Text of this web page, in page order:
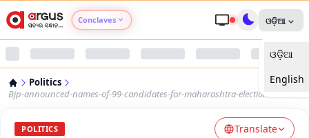
Conclaves
Argus Nari Shakti
ଓଡ଼ିଆ
ଓଡ଼ିଆ
English
Politics
Bjp-announced-names-of-99-candidates-for-maharashtra-elections
POLITICS Translate